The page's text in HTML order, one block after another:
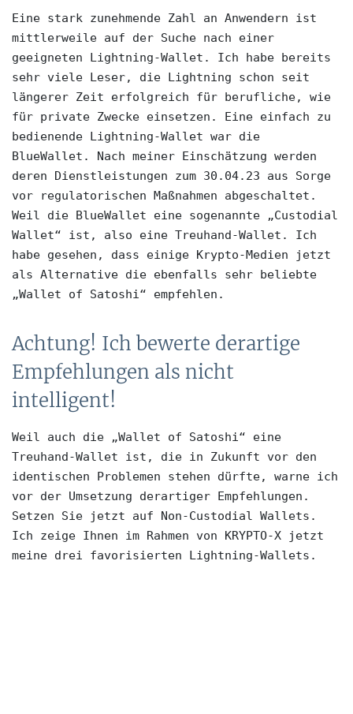
Eine stark zunehmende Zahl an Anwendern ist
mittlerweile auf der Suche nach einer
geeigneten Lightning-Wallet. Ich habe bereits
sehr viele Leser, die Lightning schon seit
längerer Zeit erfolgreich für berufliche, wie
für private Zwecke einsetzen. Eine einfach zu
bedienende Lightning-Wallet war die
BlueWallet. Nach meiner Einschätzung werden
deren Dienstleistungen zum 30.04.23 aus Sorge
vor regulatorischen Maßnahmen abgeschaltet.
Weil die BlueWallet eine sogenannte „Custodial
Wallet“ ist, also eine Treuhand-Wallet. Ich
habe gesehen, dass einige Krypto-Medien jetzt
als Alternative die ebenfalls sehr beliebte
„Wallet of Satoshi“ empfehlen.
Achtung! Ich bewerte derartige
Empfehlungen als nicht
intelligent!
Weil auch die „Wallet of Satoshi“ eine
Treuhand-Wallet ist, die in Zukunft vor den
identischen Problemen stehen dürfte, warne ich
vor der Umsetzung derartiger Empfehlungen.
Setzen Sie jetzt auf Non-Custodial Wallets.
Ich zeige Ihnen im Rahmen von KRYPTO-X jetzt
meine drei favorisierten Lightning-Wallets.